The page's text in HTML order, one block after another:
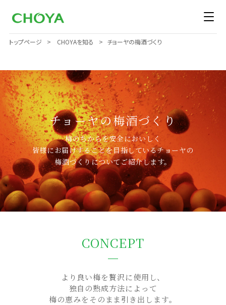
トップページ CHOYAを知る チョーヤの梅酒づくり
チョーヤの梅酒づくり
梅のちからを安全においしく
皆様にお届けすることを目指しているチョーヤの
梅酒づくりについてご紹介します。
CONCEPT
より良い梅を贅沢に使用し、
独自の熟成方法によって
梅の恵みをそのまま引き出します。